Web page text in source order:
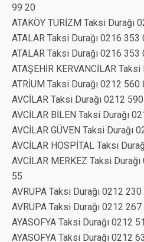
99 20
ATAKÖY TURİZM Taksi Durağı
ATALAR Taksi Durağı 0216 353
ATALAR Taksi Durağı 0216 353
ATAŞEHİR KERVANCİLAR
ATRİUM Taksi Durağı 0212 560
AVCİLAR Taksi Durağı 0212
AVCİLAR BİLEN Taksi Durağı
AVCİLAR GÜVEN Taksi Durağı
AVCİLAR HOSPİTAL Taksi
AVCİLAR MERKEZ Taksi
55
AVRUPA Taksi Durağı 0212
AVRUPA Taksi Durağı 0212
AYASOFYA Taksi Durağı 0212
AYASOFYA Taksi Durağı 0212